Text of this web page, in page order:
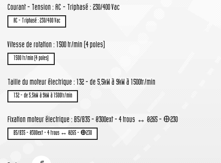
Courant - Tension : AC - Triphasé : 230/400 Vac
AC - Triphasé : 230/400 Vac
Vitesse de rotation : 1500 tr/min (4 poles)
1500 tr/min (4 poles)
Taille du moteur électrique : 132 - de 5,5kW à 9kW à 1500tr/min
132 - de 5,5kW à 9kW à 1500tr/min
Fixation moteur électrique : B5/B35 - Ø300ext - 4 trous ↔ Ø265 - Ꚛ230
B5/B35 - Ø300ext - 4 trous ↔ Ø265 - Ꚛ230